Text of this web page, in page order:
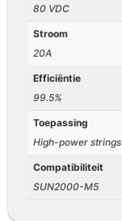
80 VDC
Stroom
20A
Efficiëntie
99.5%
Toepassing
High-power strings
Compatibiliteit
SUN2000-M5